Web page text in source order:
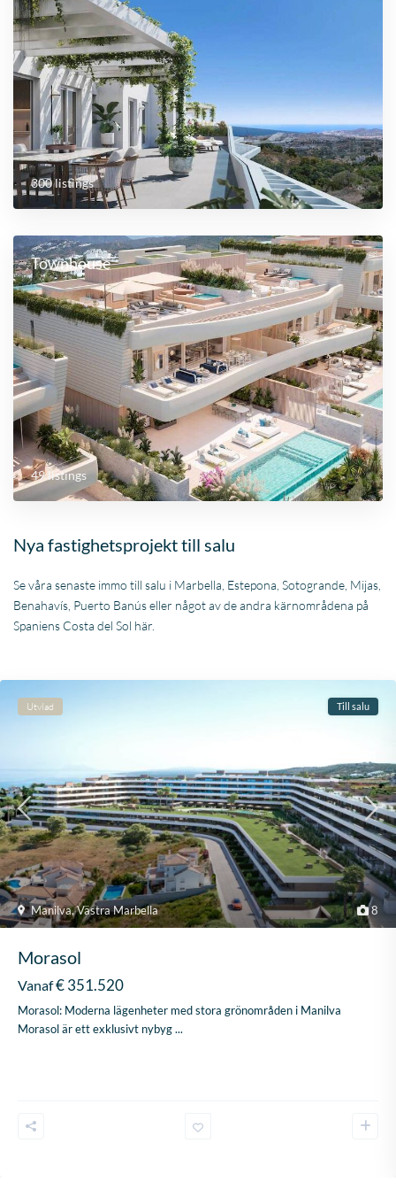
300 listings
Townhouse
49 listings
Nya fastighetsprojekt till salu
Se våra senaste immo till salu i Marbella, Estepona, Sotogrande, Mijas,
Benahavís, Puerto Banús eller något av de andra kärnområdena på
Spaniens Costa del Sol här.
8
Manilva,Västra Marbella
Utvlad Till salu
Morasol
Vanaf€ 351.520
Morasol: Moderna lägenheter med stora grönområden i Manilva
Morasol är ett exklusivt nybyg...